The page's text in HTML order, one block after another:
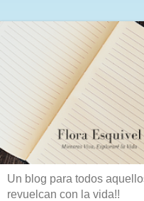
Un blog para todos
revuelcan con la vida!!